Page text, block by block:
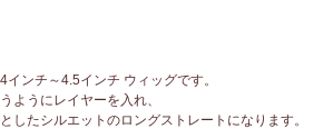
インチ～4.5インチ ウィッグです。
ようにレイヤーを入れ、
したシルエットのロングストレートになります。